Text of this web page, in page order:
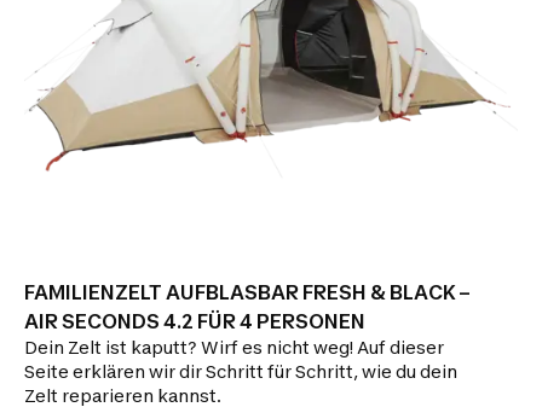
FAMILIENZELT AUFBLASBAR FRESH & BLACK –
AIR SECONDS 4.2 FÜR 4 PERSONEN
Dein Zelt ist kaputt? Wirf es nicht weg! Auf dieser
Seite erklären wir dir Schritt für Schritt, wie du dein
Zelt reparieren kannst.